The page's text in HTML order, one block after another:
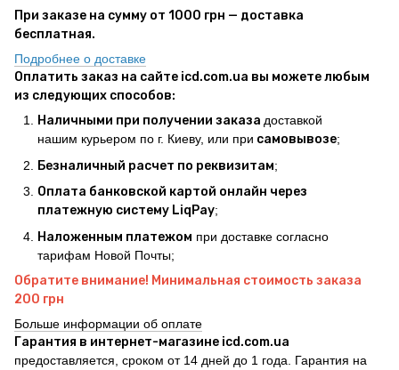
При заказе на сумму от 1000 грн — доставка
бесплатная.
Подробнее о доставке
Оплатить заказ на сайте icd.com.ua вы можете любым
из следующих способов:
Наличными при получении заказа доставкой
нашим курьером по г. Киеву, или при самовывозе;
Безналичный расчет по реквизитам;
Оплата банковской картой онлайн через
платежную систему LiqPay;
Наложенным платежом при доставке согласно
тарифам Новой Почты;
Обратите внимание! Минимальная стоимость заказа
200 грн
Больше информации об оплате
Гарантия в интернет-магазине icd.com.ua
предоставляется, сроком от 14 дней до 1 года. Гарантия на